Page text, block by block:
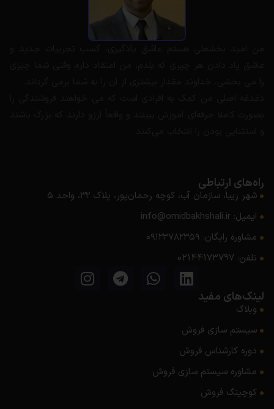
راه‌های ارتباطی
شهر زیبا، سازمان آب، کوچه رحمان‌پور، پلاک ۳۲، واحد ۵
ایمیل: info@omidbakhshali.ir
مشاوره رایگان: ۰۹۱۲۳۷۸۲۳۵۹
تلفن: 02144173797
لینک‌های مفید
وبلاگ
سیستم سازی فروش
دوره کارشناس فروش
مشاوره سیستم‌ سازی فروش
کوچینگ فروش